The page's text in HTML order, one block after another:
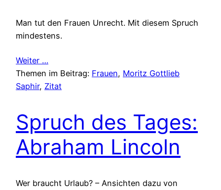
Man tut den Frauen Unrecht. Mit diesem Spruch
mindestens.
Weiter …
Themen im Beitrag: Frauen, Moritz Gottlieb
Saphir, Zitat
Spruch des Tages:
Abraham Lincoln
Wer braucht Urlaub? – Ansichten dazu von